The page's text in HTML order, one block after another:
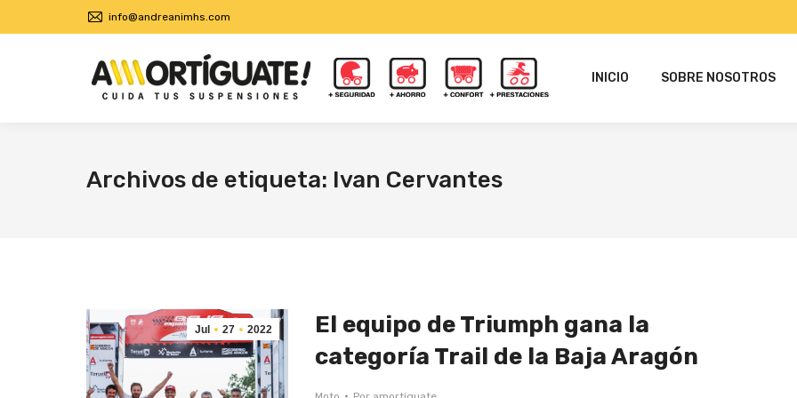
info@andreanimhs.com
INICIO SOBRE NOSOTROS
Archivos de etiqueta: Ivan Cervantes
Jul 27 2022
El equipo de Triumph gana la
categoría Trail de la Baja Aragón